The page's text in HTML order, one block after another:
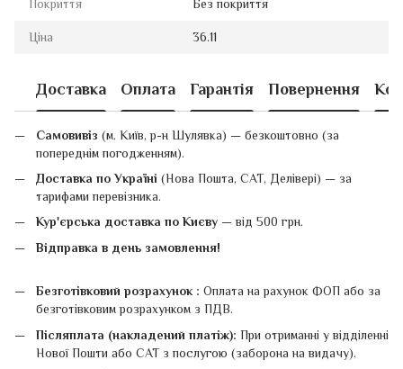
Покриття Без покриття
Ціна 36.11
Доставка Оплата Гарантія Повернення
Самовивіз (м. Київ, р-н Шулявка) — безкоштовно (за
попереднім погодженням).
Доставка по Україні (Нова Пошта, САТ, Делівері) — за
тарифами перевізника.
Кур'єрська доставка по Києву — від 500 грн.
Відправка в день замовлення!
Безготівковий розрахунок : Оплата на рахунок ФОП або за
безготівковим розрахунком з ПДВ.
Післяплата (накладений платіж): При отриманні у відділенні
Нової Пошти або САТ з послугою (заборона на видачу).